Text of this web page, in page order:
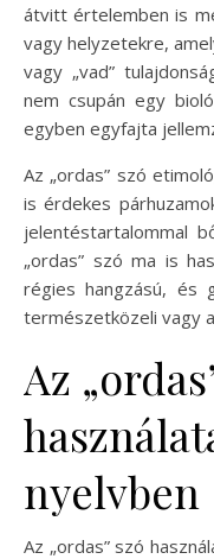
átvitt értelemben is
vagy helyzetekre,
vagy „vad”
nem csupán egy
egyben egyfajta
Az „ordas” szó
is érdekes
jelentéstartalommal
„ordas” szó ma is
régies hangzású, és
természetközeli vagy
Az
nyelvben
Az „ordas” szó